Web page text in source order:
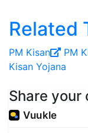
Related
PM Kisan PM
Kisan Yojana
Share your